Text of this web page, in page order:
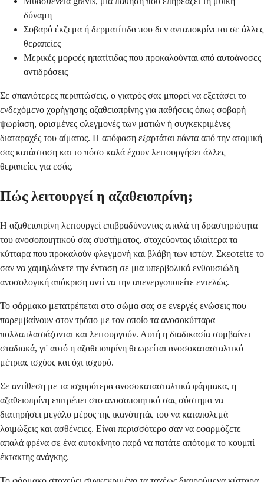
δύναμη
Σοβαρό έκζεμα ή δερματίτιδα που δεν ανταποκρίνεται σε άλλες
θεραπείες
Μερικές μορφές ηπατίτιδας που προκαλούνται από αυτοάνοσες
αντιδράσεις
Σε σπανιότερες περιπτώσεις, ο γιατρός σας μπορεί να εξετάσει το
ενδεχόμενο χορήγησης αζαθειοπρίνης για παθήσεις όπως σοβαρή
ψωρίαση, ορισμένες φλεγμονές των ματιών ή συγκεκριμένες
διαταραχές του αίματος. Η απόφαση εξαρτάται πάντα από την ατομική
σας κατάσταση και το πόσο καλά έχουν λειτουργήσει άλλες
θεραπείες για εσάς.
Πώς λειτουργεί η αζαθειοπρίνη;
Η αζαθειοπρίνη λειτουργεί επιβραδύνοντας απαλά τη δραστηριότητα
του ανοσοποιητικού σας συστήματος, στοχεύοντας ιδιαίτερα τα
κύτταρα που προκαλούν φλεγμονή και βλάβη των ιστών. Σκεφτείτε το
σαν να χαμηλώνετε την ένταση σε μια υπερβολικά ενθουσιώδη
ανοσολογική απόκριση αντί να την απενεργοποιείτε εντελώς.
Το φάρμακο μετατρέπεται στο σώμα σας σε ενεργές ενώσεις που
παρεμβαίνουν στον τρόπο με τον οποίο τα ανοσοκύτταρα
πολλαπλασιάζονται και λειτουργούν. Αυτή η διαδικασία συμβαίνει
σταδιακά, γι' αυτό η αζαθειοπρίνη θεωρείται ανοσοκατασταλτικό
μέτριας ισχύος και όχι ισχυρό.
Σε αντίθεση με τα ισχυρότερα ανοσοκατασταλτικά φάρμακα, η
αζαθειοπρίνη επιτρέπει στο ανοσοποιητικό σας σύστημα να
διατηρήσει μεγάλο μέρος της ικανότητάς του να καταπολεμά
λοιμώξεις και ασθένειες. Είναι περισσότερο σαν να εφαρμόζετε
απαλά φρένα σε ένα αυτοκίνητο παρά να πατάτε απότομα το κουμπί
έκτακτης ανάγκης.